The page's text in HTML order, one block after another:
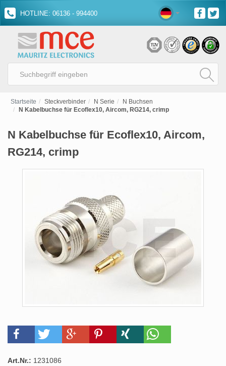
HOTLINE: 06136 - 994400
Startseite Steckverbinder N Serie
N Buchsen
N Kabelbuchse für Ecoflex10, Aircom, RG214, crimp
N Kabelbuchse für Ecoflex10, Aircom,
RG214, crimp
Art.Nr.: 1231086